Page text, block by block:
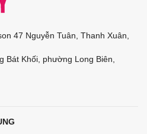
47 Nguyễn Tuân, Thanh Xuân,
Bát Khối, phường Long Biên,